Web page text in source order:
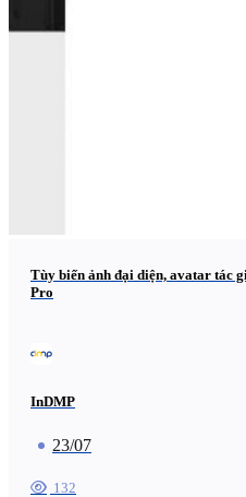
Tùy biến ảnh đại diện, avatar tác
Pro
InDMP
23/07
132